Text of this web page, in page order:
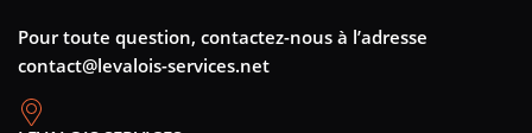
Pour toute question, contactez-nous à l’adresse
contact@levalois-services.net